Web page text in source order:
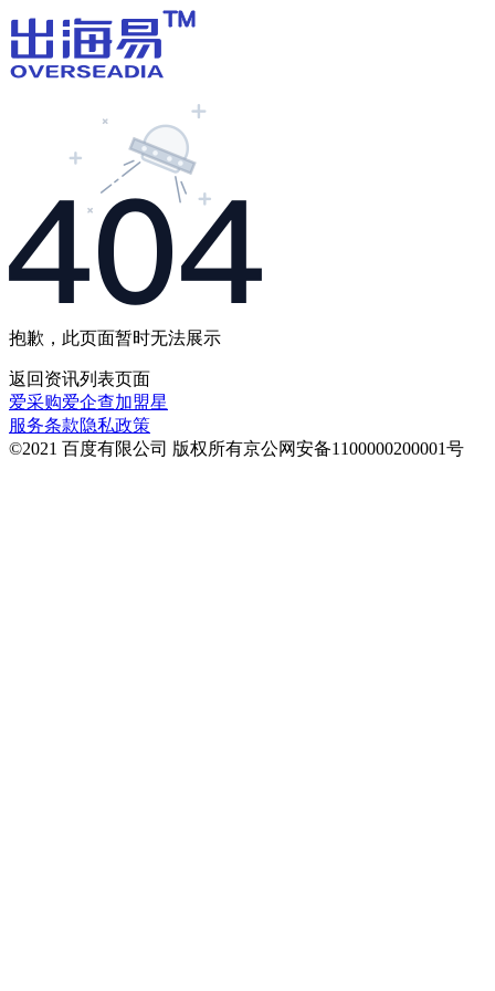
抱歉，此页面暂时无法展示
返回 资讯列表页面
爱采购爱企查加盟星
服务条款隐私政策
©2021 百度有限公司 版权所有京公网安备1100000200001号